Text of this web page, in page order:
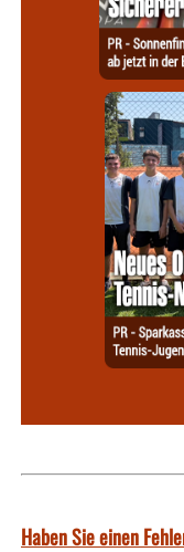
Haben Sie einen